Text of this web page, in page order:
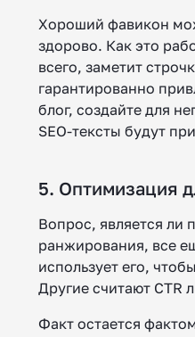
Хороший фавикон
здорово. Как это
всего, заметит
гарантированно
блог, создайте для
SEO-тексты будут
5. Оптимизация
Вопрос, является ли
ранжирования, все
использует его,
Другие считают CTR
Факт остается